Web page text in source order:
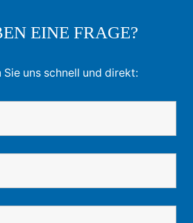
EINE FRAGE?
Sie uns schnell und direkt: